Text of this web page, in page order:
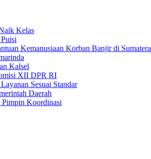
Kelas
Kemanusiaan Korban Banjir di Sumatera
Kalsel
XII DPR RI
Sesuai Standar
Daerah
Pimpin Koordinasi